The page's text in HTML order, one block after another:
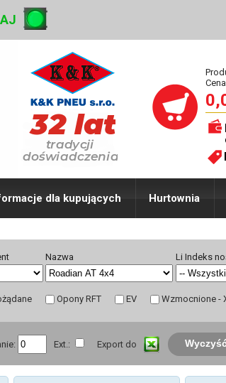
dla kupujących Hurtownia
Nazwa Li Indeks
Opony RFT EV Wzmocnione -
Export do
Ext.: